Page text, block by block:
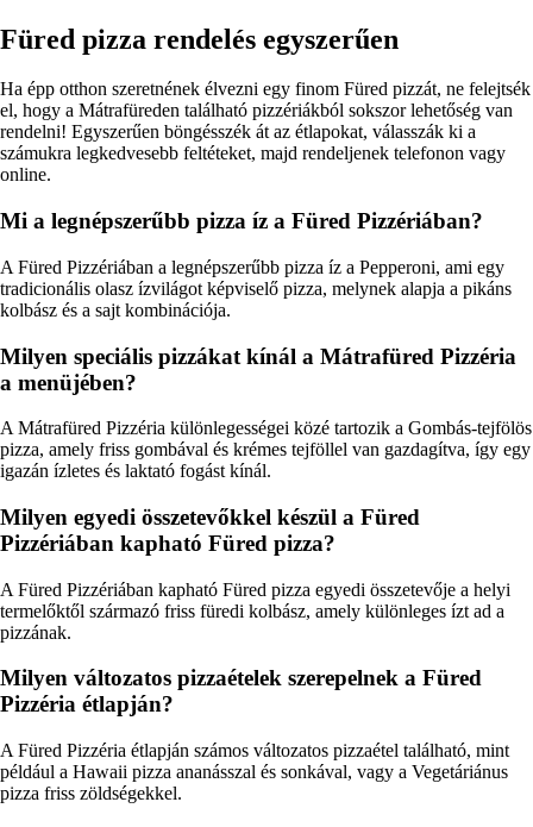
Füred pizza rendelés egyszerűen
Ha épp otthon szeretnének élvezni egy finom Füred pizzát, ne felejtsék
el, hogy a Mátrafüreden található pizzériákból sokszor lehetőség van
rendelni! Egyszerűen böngésszék át az étlapokat, válasszák ki a
számukra legkedvesebb feltéteket, majd rendeljenek telefonon vagy
online.
Mi a legnépszerűbb pizza íz a Füred Pizzériában?
A Füred Pizzériában a legnépszerűbb pizza íz a Pepperoni, ami egy
tradicionális olasz ízvilágot képviselő pizza, melynek alapja a pikáns
kolbász és a sajt kombinációja.
Milyen speciális pizzákat kínál a Mátrafüred Pizzéria
a menüjében?
A Mátrafüred Pizzéria különlegességei közé tartozik a Gombás-tejfölös
pizza, amely friss gombával és krémes tejföllel van gazdagítva, így egy
igazán ízletes és laktató fogást kínál.
Milyen egyedi összetevőkkel készül a Füred
Pizzériában kapható Füred pizza?
A Füred Pizzériában kapható Füred pizza egyedi összetevője a helyi
termelőktől származó friss füredi kolbász, amely különleges ízt ad a
pizzának.
Milyen változatos pizzaételek szerepelnek a Füred
Pizzéria étlapján?
A Füred Pizzéria étlapján számos változatos pizzaétel található, mint
például a Hawaii pizza ananásszal és sonkával, vagy a Vegetáriánus
pizza friss zöldségekkel.